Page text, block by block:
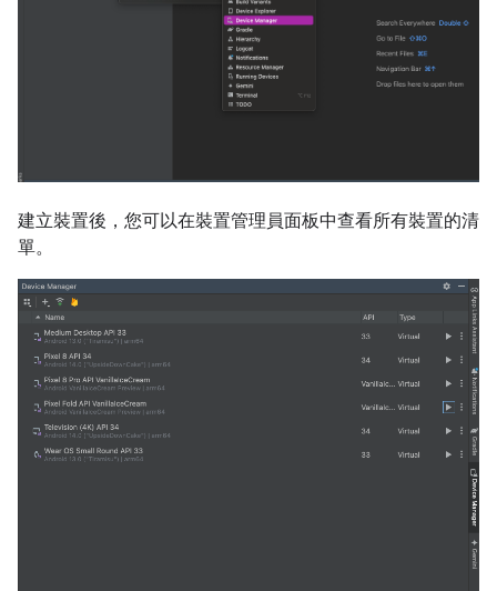
建立裝置後，您可以在裝置管理員面板中查看所有裝置的清
單。